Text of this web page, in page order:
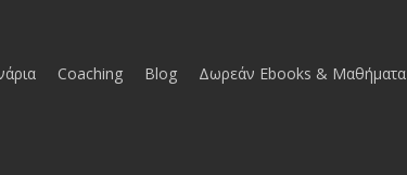
Coaching Blog Δωρεάν Ebooks & Μαθήματα